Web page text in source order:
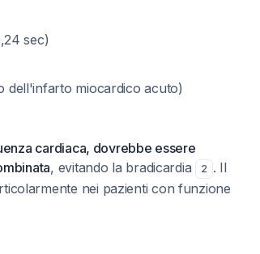
sec)
dell'infarto miocardico acuto)
cardiaca, dovrebbe essere
, evitando la bradicardia 2 . Il
nei pazienti con funzione